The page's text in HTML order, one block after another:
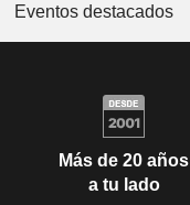
Eventos destacados
Más de 20 años
a tu lado